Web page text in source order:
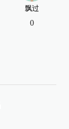
飘过
0